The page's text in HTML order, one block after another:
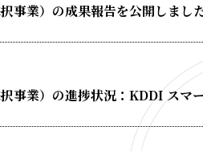
事業）の成果報告を公開しました
事業）の進捗状況：KDDI スマ